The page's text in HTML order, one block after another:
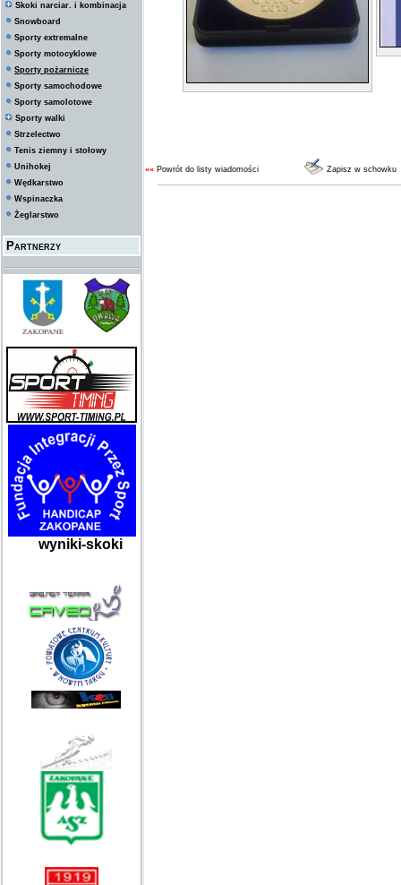
Skoki narciar. i kombinacja
Snowboard
Sporty extremalne
Sporty motocyklowe
Sporty pożarnicze
Sporty samochodowe
Sporty samolotowe
Sporty walki
Strzelectwo
Tenis ziemny i stołowy
Unihokej
Wędkarstwo
Wspinaczka
Żeglarstwo
Partnerzy
wyniki-skoki
«« Powrót do listy wiadomości Zapisz w schowku